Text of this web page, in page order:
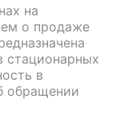
на
о продаже
стационарных
в
обращении